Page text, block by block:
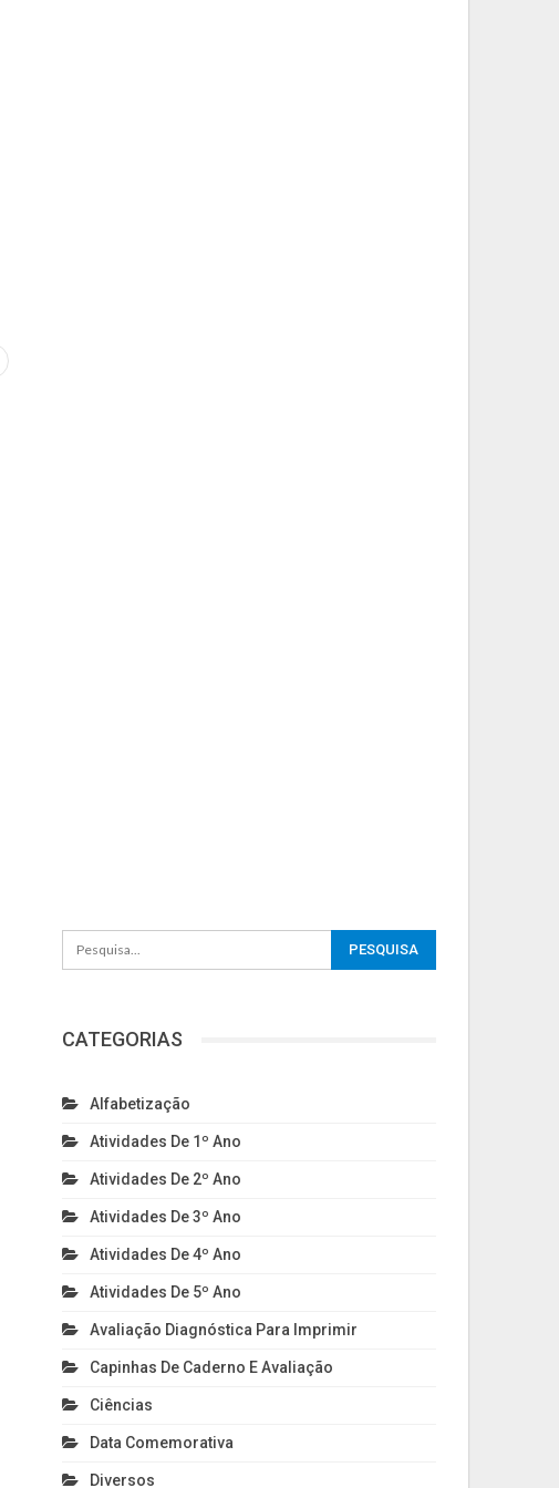
CATEGORIAS
Alfabetização
Atividades De 1º Ano
Atividades De 2º Ano
Atividades De 3º Ano
Atividades De 4º Ano
Atividades De 5º Ano
Avaliação Diagnóstica Para Imprimir
Capinhas De Caderno E Avaliação
Ciências
Data Comemorativa
Diversos